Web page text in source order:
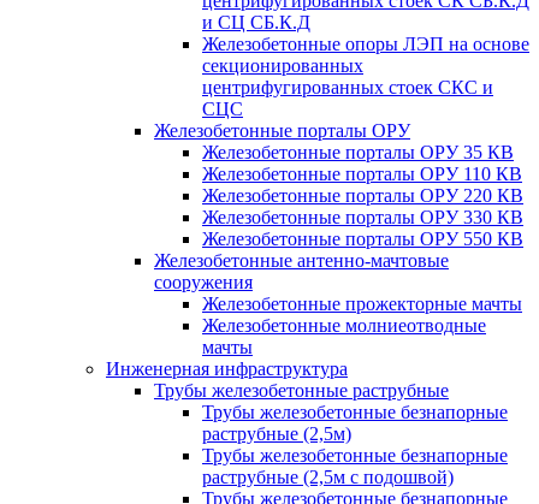
и СЦ СБ.К.Д
Железобетонные опоры ЛЭП на основе
секционированных
центрифугированных стоек СКС и
СЦС
Железобетонные порталы ОРУ
Железобетонные порталы ОРУ 35 КВ
Железобетонные порталы ОРУ 110 КВ
Железобетонные порталы ОРУ 220 КВ
Железобетонные порталы ОРУ 330 КВ
Железобетонные порталы ОРУ 550 КВ
Железобетонные антенно-мачтовые
сооружения
Железобетонные прожекторные мачты
Железобетонные молниеотводные
мачты
Инженерная инфраструктура
Трубы железобетонные раструбные
Трубы железобетонные безнапорные
раструбные (2,5м)
Трубы железобетонные безнапорные
раструбные (2,5м с подошвой)
Трубы железобетонные безнапорные